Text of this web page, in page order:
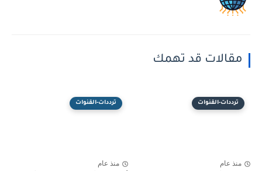
مقالات قد تهمك
ترددات-القنوات
منذ عام
ترددات-القنوات
منذ عام